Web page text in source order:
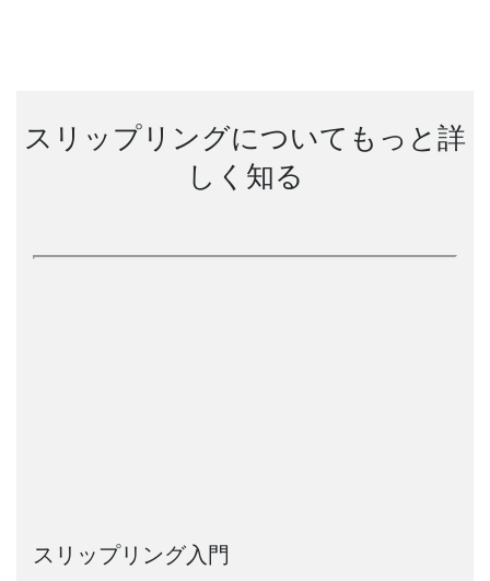
スリップリングについてもっと詳
しく知る
スリップリング入門